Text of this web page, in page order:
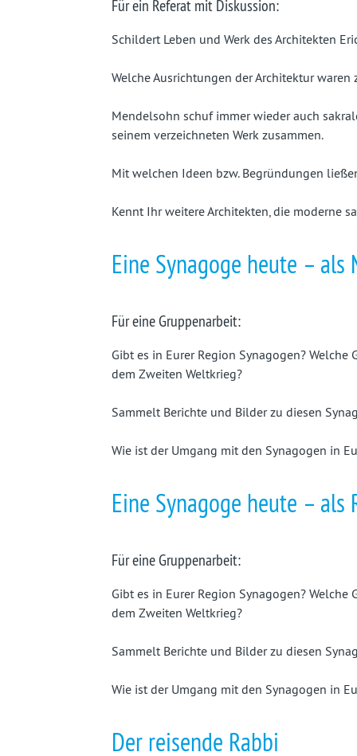
Für ein Referat mit Diskussion:
Schildert Leben und Werk des Architekten
Welche Ausrichtungen der Architektur
Mendelsohn schuf immer wieder auch
seinem verzeichneten Werk zusammen.
Mit welchen Ideen bzw. Begründungen
Kennt Ihr weitere Architekten, die moderne
Eine Synagoge heute – als
Für eine Gruppenarbeit:
Gibt es in Eurer Region Synagogen?
dem Zweiten Weltkrieg?
Sammelt Berichte und Bilder zu diesen
Wie ist der Umgang mit den Synagogen in
Eine Synagoge heute – als
Für eine Gruppenarbeit:
Gibt es in Eurer Region Synagogen?
dem Zweiten Weltkrieg?
Sammelt Berichte und Bilder zu diesen
Wie ist der Umgang mit den Synagogen in
Der reisende Rabbi